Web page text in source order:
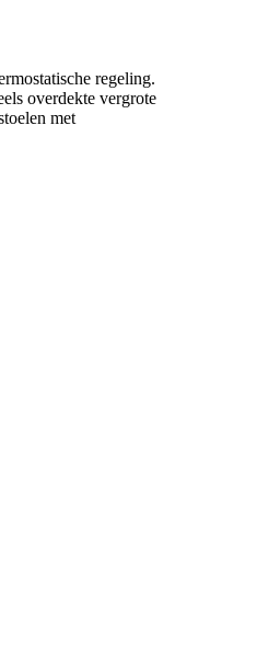
regeling.
overdekte vergrote
met